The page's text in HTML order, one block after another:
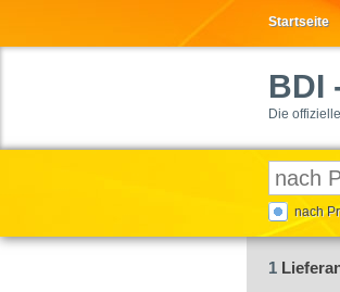
Startseite
BDI
Die
nach
1